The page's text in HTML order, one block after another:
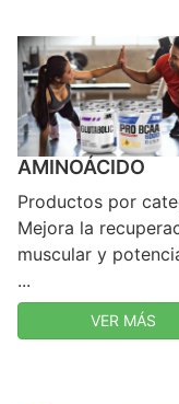
AMINOÁCIDO
Productos por
Mejora la
muscular y
...
VER MÁS